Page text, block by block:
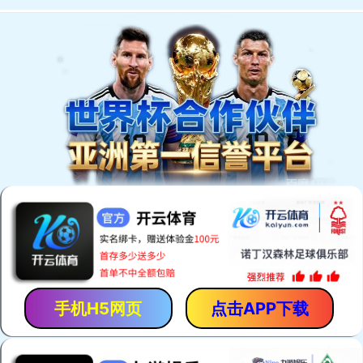
关于公司 新闻动态 公司产品
案例展示 人才招聘 技术支持 联系我们